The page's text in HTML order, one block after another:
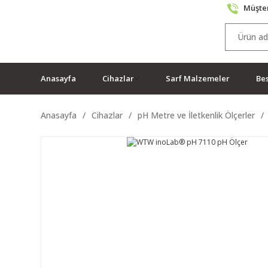
Anasayfa Cihazlar Sarf Malzemeler
Anasayfa Cihazlar pH Metre ve İletkenlik Ölçerler